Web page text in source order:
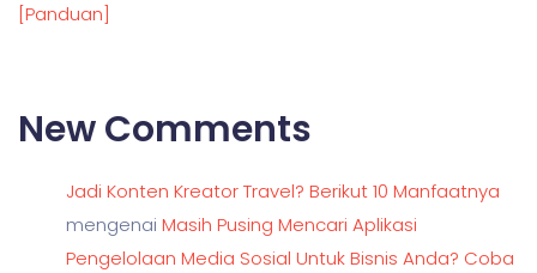
[Panduan]
New Comments
Jadi Konten Kreator Travel? Berikut 10 Manfaatnya
mengenai Masih Pusing Mencari Aplikasi
Pengelolaan Media Sosial Untuk Bisnis Anda? Coba